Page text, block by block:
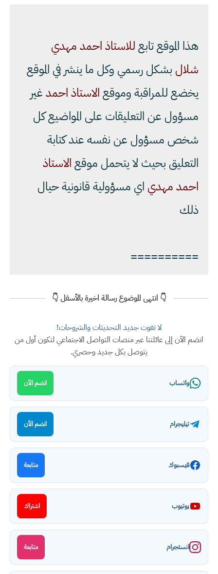
هذا الموقع تابعللاستاذ احمد مهدي
شلال بشكل رسمي وكل ما ينشر في الموقع
يخضع للمراقبة وموقعالاستاذ احمدغير
مسؤول عن التعليقات على المواضيع كل
شخص مسؤول عن نفسه عند كتابة
التعليق بحيث لا يتحمل موقعالاستاذ
احمد مهدي اي مسؤولية قانونية حيال
ذلك
==========
👇 انتهى الموضوع رسالة اخيرة بالأسفل 👇
لا تفوت جديد التحديثات والشروحات!
انضم الآن إلى عائلتنا عبر منصات التواصل الاجتماعي لتكون أول من
يتوصل بكل جديد وحصري.
واتساب انضم الآن
تيليجرام انضم الآن
فيسبوك متابعة
يوتيوب اشتراك
انستجرام متابعة